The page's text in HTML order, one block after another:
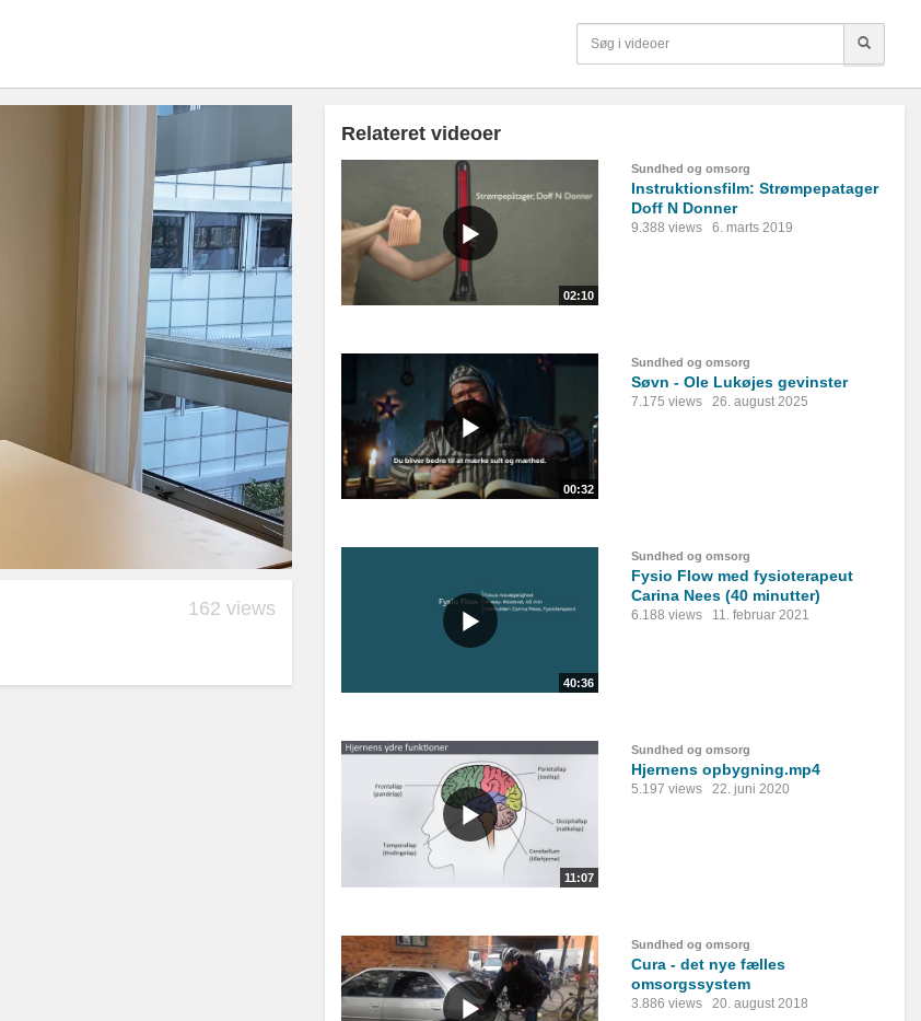
162 views
Relateret videoer
02:10
Sundhed og omsorg
Instruktionsfilm: Strømpepatager
Doff N Donner
9.388 views 6. marts 2019
00:32
Sundhed og omsorg
Søvn - Ole Lukøjes gevinster
7.175 views 26. august 2025
40:36
Sundhed og omsorg
Fysio Flow med fysioterapeut
Carina Nees (40 minutter)
6.188 views 11. februar 2021
11:07
Sundhed og omsorg
Hjernens opbygning.mp4
5.197 views 22. juni 2020
Sundhed og omsorg
Cura - det nye fælles
omsorgssystem
3.886 views 20. august 2018